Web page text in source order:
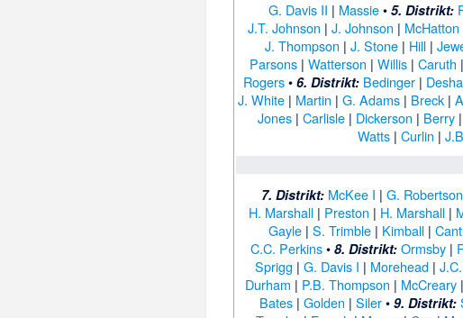
G. Davis II | Massie•5. Distrikt:
J.T. Johnson | J. Johnson | McHatton
J. Thompson |J. Stone | Hill |
Parsons |Watterson |Willis |Caruth |
Rogers•6. Distrikt: Bedinger | Desha
J. White| Martin | G. Adams| Breck|
Jones |Carlisle | Dickerson | Berry
Watts| Curlin |
7. Distrikt: McKee I |G. Robertson
H. Marshall| Preston | H. Marshall|
Gayle| S. Trimble| Kimball|
C.C. Perkins• 8. Distrikt: Ormsby|
Sprigg |G. Davis I | Morehead |
Durham | P.B. Thompson | McCreary|
Bates |Golden |Siler•9. Distrikt: